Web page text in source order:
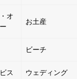
オ
お土産
ビーチ
ス ウェディング